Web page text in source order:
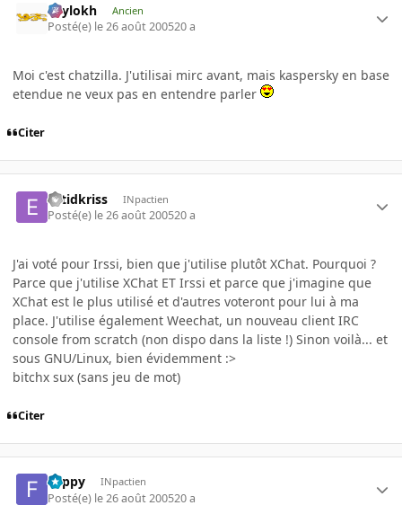
Psylokh Ancien
Posté(e) le 26 août 200520 a
Moi c'est chatzilla. J'utilisai mirc avant, mais kaspersky en base
etendue ne veux pas en entendre parler
Citer
estidkriss INpactien
Posté(e) le 26 août 200520 a
J'ai voté pour Irssi, bien que j'utilise plutôt XChat. Pourquoi ?
Parce que j'utilise XChat ET Irssi et parce que j'imagine que
XChat est le plus utilisé et d'autres voteront pour lui à ma
place. J'utilise également Weechat, un nouveau client IRC
console from scratch (non dispo dans la liste !) Sinon voilà... et
sous GNU/Linux, bien évidemment :>
bitchx sux (sans jeu de mot)
Citer
Flippy INpactien
Posté(e) le 26 août 200520 a